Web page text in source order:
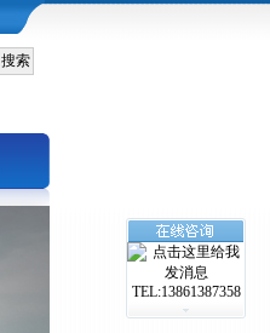
TEL:13861387358